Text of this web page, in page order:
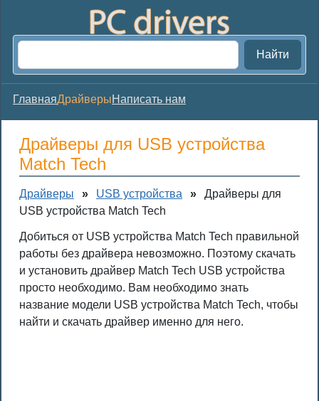
Найти
ГлавнаяДрайверыНаписать нам
Драйверы для USB устройства
Match Tech
Драйверы » USB устройства »
Драйверы для
USB устройства Match Tech
Добиться от USB устройства Match Tech правильной
работы без драйвера невозможно. Поэтому скачать
и установить драйвер Match Tech USB устройства
просто необходимо. Вам необходимо знать
название модели USB устройства Match Tech, чтобы
найти и скачать драйвер именно для него.